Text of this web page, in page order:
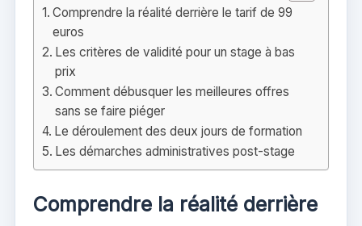
Comprendre la réalité derrière le tarif de 99
euros
Les critères de validité pour un stage à bas
prix
Comment débusquer les meilleures offres
sans se faire piéger
Le déroulement des deux jours de formation
Les démarches administratives post-stage
Comprendre la réalité derrière